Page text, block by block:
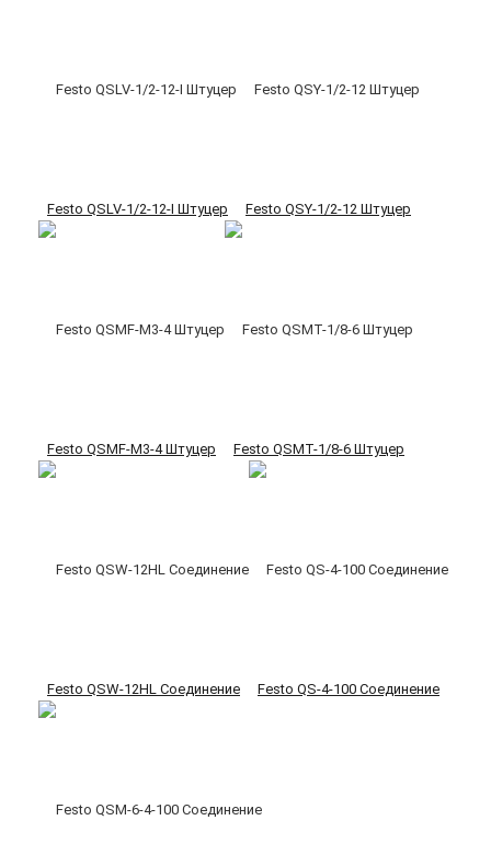
Festo QSLV-1/2-12-I Штуцер Festo QSY-1/2-12 Штуцер
Festo QSMF-M3-4 Штуцер Festo QSMT-1/8-6 Штуцер
Festo QSW-12HL Соединение Festo QS-4-100 Соединение